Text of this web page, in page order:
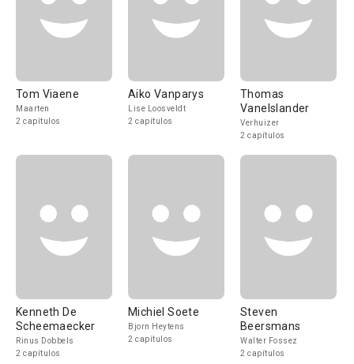
Tom Viaene
Maarten
2 capítulos
Aiko Vanparys
Lise Loosveldt
2 capítulos
Thomas
Vanelslander
Verhuizer
2 capítulos
Kenneth De
Scheemaecker
Rinus Dobbels
2 capítulos
Michiel Soete
Bjorn Heytens
2 capítulos
Steven
Beersmans
Walter Fossez
2 capítulos